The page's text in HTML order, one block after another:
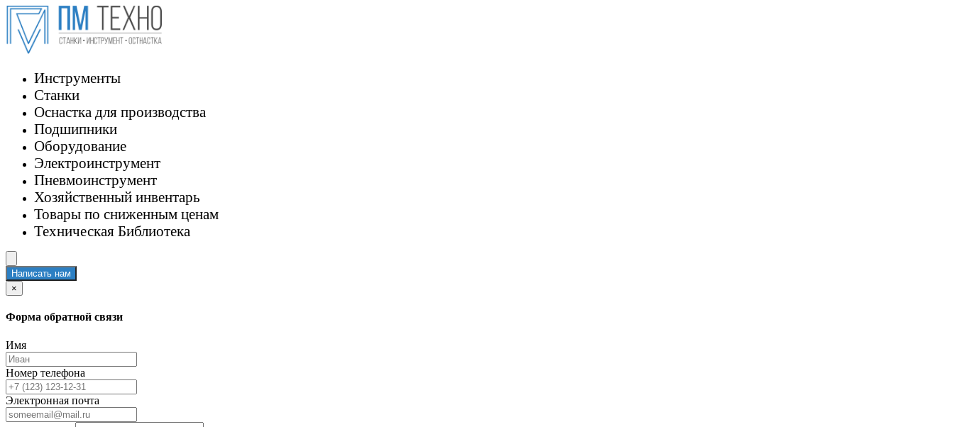
Инструменты
Станки
Оснастка для производства
Подшипники
Оборудование
Электроинструмент
Пневмоинструмент
Хозяйственный инвентарь
Товары по сниженным ценам
Техническая Библиотека
Написать нам
×
Форма обратной связи
Имя
Номер телефона
Электронная почта